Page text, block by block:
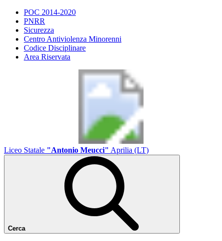
POC 2014-2020
PNRR
Sicurezza
Centro Antiviolenza Minorenni
Codice Disciplinare
Area Riservata
Liceo Statale "Antonio Meucci" Aprilia (LT)
Cerca